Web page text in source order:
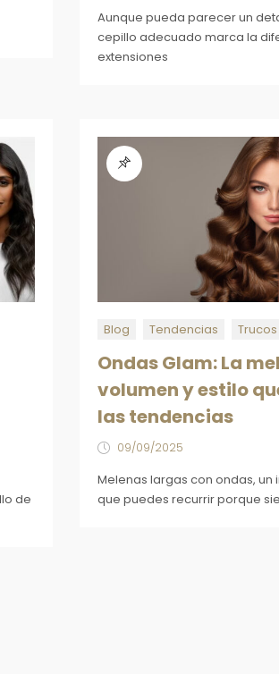
Aunque pueda parecer un
cepillo adecuado marca la
extensiones
de
Blog Tendencias
Ondas Glam: La
volumen y estilo
las tendencias
09/09/2025
Melenas largas con ondas, un
que puedes recurrir porque